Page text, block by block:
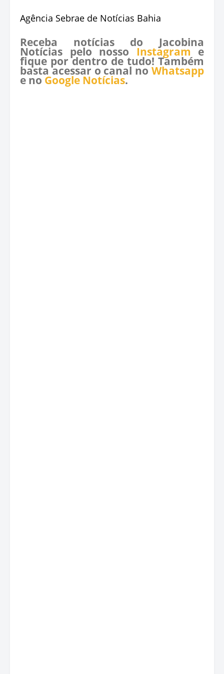
Agência Sebrae de Notícias Bahia
Receba notícias do Jacobina
Notícias pelo nosso Instagram e
fique por dentro de tudo! Também
basta acessar o canal no Whatsapp
e no Google Notícias.